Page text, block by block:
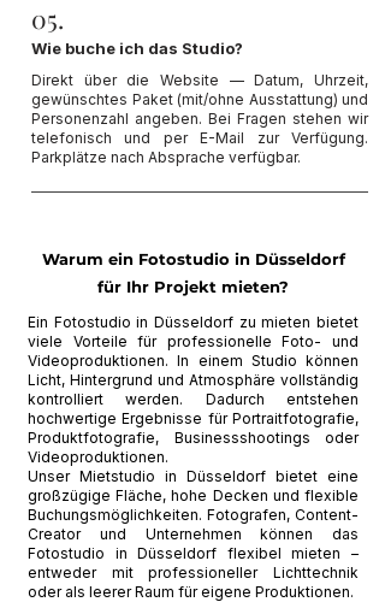
05.
Wie buche ich das Studio?
Direkt über die Website — Datum, Uhrzeit,
gewünschtes Paket (mit/ohne Ausstattung) und
Personenzahl angeben. Bei Fragen stehen wir
telefonisch und per E-Mail zur Verfügung.
Parkplätze nach Absprache verfügbar.
Warum ein Fotostudio in Düsseldorf
für Ihr Projekt mieten?
Ein Fotostudio in Düsseldorf zu mieten bietet
viele Vorteile für professionelle Foto- und
Videoproduktionen. In einem Studio können
Licht, Hintergrund und Atmosphäre vollständig
kontrolliert werden. Dadurch entstehen
hochwertige Ergebnisse für Portraitfotografie,
Produktfotografie, Businessshootings oder
Videoproduktionen.
Unser Mietstudio in Düsseldorf bietet eine
großzügige Fläche, hohe Decken und flexible
Buchungsmöglichkeiten. Fotografen, Content-
Creator und Unternehmen können das
Fotostudio in Düsseldorf flexibel mieten –
entweder mit professioneller Lichttechnik
oder als leerer Raum für eigene Produktionen.